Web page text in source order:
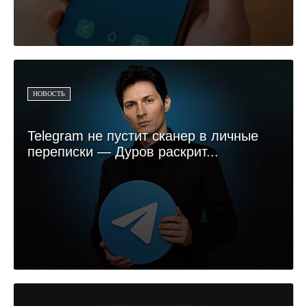
НОВОСТЬ
Telegram не пустит сканер в личные
переписки — Дуров раскрит...